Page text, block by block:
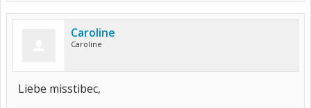
Caroline
Caroline
Liebe misstibec,